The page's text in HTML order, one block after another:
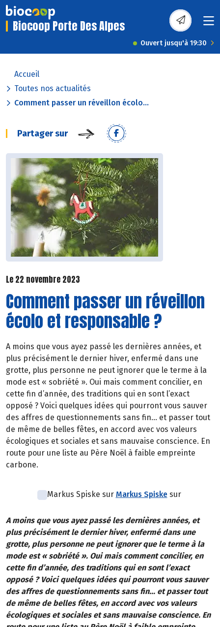
Biocoop Porte Des Alpes
Ouvert jusqu'à 19:30
Accueil
Toutes nos actualités
Comment passer un réveillon écolo...
Partager sur
Le 22 novembre 2023
Comment passer un réveillon
écolo et responsable ?
A moins que vous ayez passé les dernières années, et
plus précisément le dernier hiver, enfermé dans une
grotte, plus personne ne peut ignorer que le terme à la
mode est « sobriété ». Oui mais comment concilier, en
cette fin d’année, des traditions qui en sont l’exact
opposé ? Voici quelques idées qui pourront vous sauver
des affres de questionnements sans fin... et passer tout
de même de belles fêtes, en accord avec vos valeurs
écologiques et sociales et sans mauvaise conscience. En
route pour une liste au Père Noël à faible empreinte
carbone.
Markus Spiske sur Markus Spiskesur
A moins que vous ayez passé les dernières années, et
plus précisément le dernier hiver, enfermé dans une
grotte, plus personne ne peut ignorer que le terme à la
mode est « sobriété ». Oui mais comment concilier, en
cette fin d’année, des traditions qui en sont l’exact
opposé ? Voici quelques idées qui pourront vous sauver
des affres de questionnements sans fin... et passer tout
de même de belles fêtes, en accord avec vos valeurs
écologiques et sociales et sans mauvaise conscience. En